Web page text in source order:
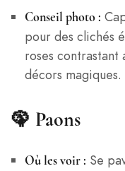
Conseil photo :
pour des clichés
roses
décors magiques.
🦚 Paons
Où les voir : Se